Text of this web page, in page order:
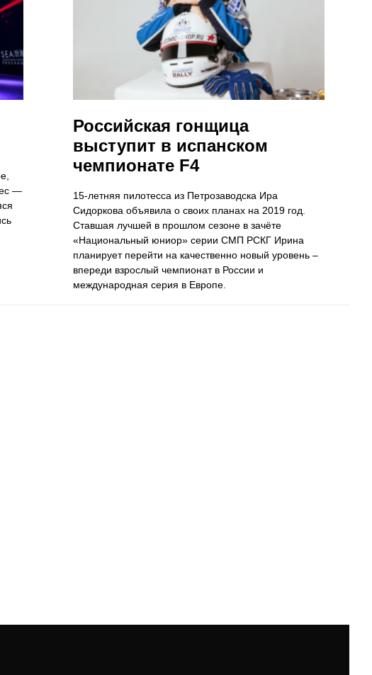
—
Российская гонщица
выступит в испанском
чемпионате F4
15-летняя пилотесса из Петрозаводска Ира
Сидоркова объявила о своих планах на 2019 год.
Ставшая лучшей в прошлом сезоне в зачёте
«Национальный юниор» серии СМП РСКГ Ирина
планирует перейти на качественно новый уровень –
впереди взрослый чемпионат в России и
международная серия в Европе.